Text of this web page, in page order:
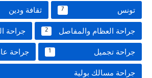
تونس 7 ثقافة ودين
جراحة العظام والمفاصل 2 جراحة
جراحة تجميل 1 جراحة
جراحة مسالك بولية